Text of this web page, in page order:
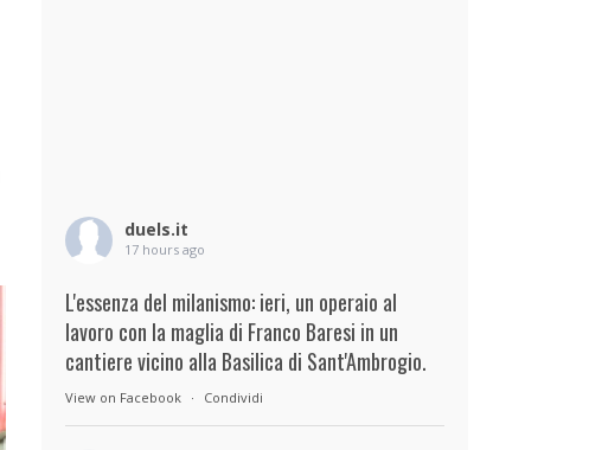
duels.it
17 hours ago
L'essenza del milanismo: ieri, un operaio al
lavoro con la maglia di Franco Baresi in un
cantiere vicino alla Basilica di Sant'Ambrogio.
View on Facebook · Condividi